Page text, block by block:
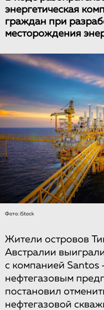
энергетическая
граждан при
месторождения
Фото: iStock
Жители островов
Австралии
с компанией Santos
нефтегазовым
постановил
нефтегазовой